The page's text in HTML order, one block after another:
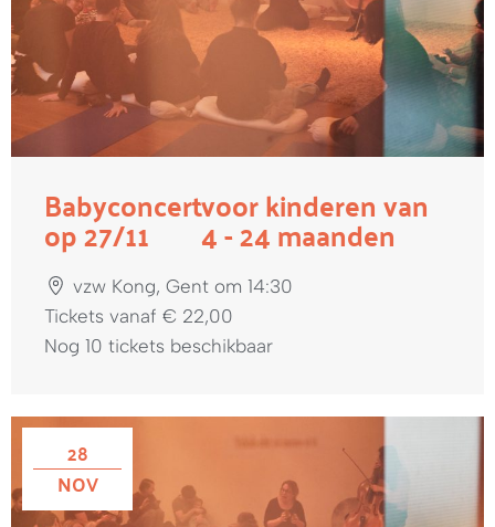
Babyconcert
op 27/11
voor kinderen van
4 - 24 maanden
vzw Kong, Gent om 14:30
Tickets vanaf € 22,00
Nog 10 tickets beschikbaar
28
NOV